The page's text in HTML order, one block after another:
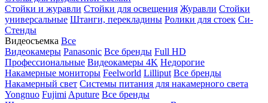
Стойки и журавли Стойки для освещения Журавли Стойки
универсальные Штанги, перекладины Ролики для стоек Си-
Стенды
Видеосъемка Все
Видеокамеры Panasonic Все бренды Full HD
Профессиональные Видеокамеры 4K Недорогие
Накамерные мониторы Feelworld Lilliput Все бренды
Накамерный свет Системы питания для накамерного света
Yongnuo Fujimi Aputure Все бренды